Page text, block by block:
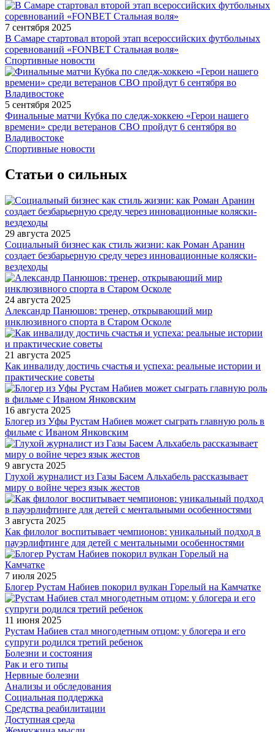
7 сентября 2025
В Самаре стартовал второй этап всероссийских футбольных
соревнований «FONBET Стальная воля»
Спортивные новости
5 сентября 2025
Финальные матчи Кубка по следж-хоккею «Герои нашего
времени» среди ветеранов СВО пройдут 6 сентября во
Владивостоке
Спортивные новости
Статьи о сильных
29 августа 2025
Социальный бизнес как стиль жизни: как Роман Аранин
создает безбарьерную среду через инновационные коляски-
вездеходы
24 августа 2025
Александр Панюшов: тренер, открывающий мир
инклюзивного спорта в Старом Осколе
21 августа 2025
Как инвалиду достичь счастья и успеха: реальные истории и
практические советы
16 августа 2025
Блогер из Уфы Рустам Набиев может сыграть главную роль в
фильме с Иваном Янковским
9 августа 2025
Глухой журналист из Газы Басем Альхабель рассказывает
миру о войне через язык жестов
3 августа 2025
Как филолог воспитывает чемпионов: уникальный подход в
пауэрлифтинге для детей с ментальными особенностями
7 июля 2025
Блогер Рустам Набиев покорил вулкан Горелый на Камчатке
11 июня 2025
Рустам Набиев стал многодетным отцом: у блогера и его
супруги родился третий ребенок
Болезни и состояния
Рак и его типы
Нервные болезни
Анализы и обследования
Социальная поддержка
Средства реабилитации
Доступная среда